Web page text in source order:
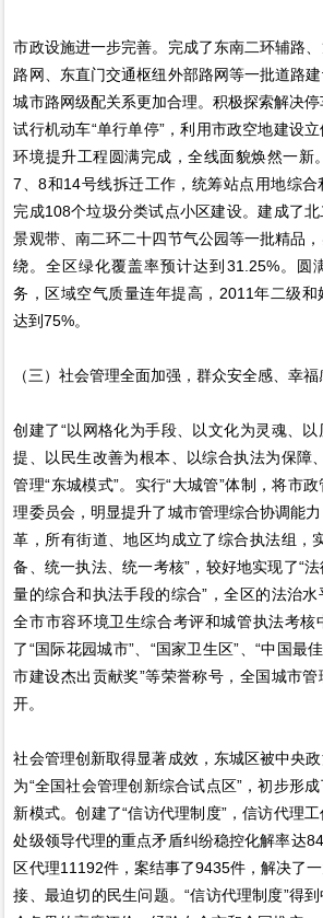
市政设施进一步完善。完成了东南二环辅路
路网、东直门交通枢纽外部路网等一批道路
城市路网级配关系更加合理。积极探索解决
试行机动车“单行单停”，利用市政空地建设
环境提升工程圆满完成，全线面貌焕然一新
7、8和14号线拆迁工作，统筹站点用地综合
完成108个垃圾分类试点小区建设。建成了
景观带、南二环二十四节气公园等一批精品
绕。全区绿化覆盖率预计达到31.25%。圆
务，区域空气质量连年提高，2011年二级
达到75%。
（三）社会管理全面加强，群众安全感、幸
创建了“以网格化为手段、以文化为灵魂、
提、以民生改善为根本、以综合执法为保障
管理“东城模式”。实行“大城管”体制，将市
理委员会，明显提升了城市管理综合协调能
革，所有街道、地区均成立了综合执法组，
备、统一执法、统一考核”，较好地实现了“
量的综合和执法手段的综合”，全区的法治
全市市容环境卫生综合考评和城管执法考核
了“国际花园城市”、“国家卫生区”、“中国最
市建设杰出贡献奖”等荣誉称号，全国城市
开。
社会管理创新取得显著成效，东城区被中央
为“全国社会管理创新综合试点区”，初步形
新模式。创建了“信访代理制度”，信访代理工
处级领导代理的重点矛盾纠纷稳控化解率达
区代理11192件，案结事了9435件，解决了
接、最迫切的民生问题。“信访代理制度”得